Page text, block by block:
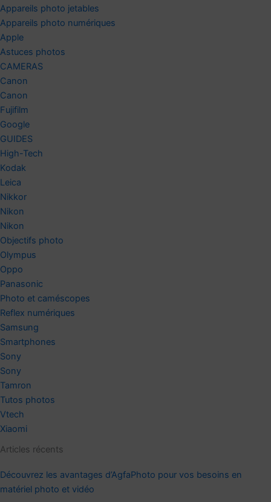
Appareils photo jetables
Appareils photo numériques
Apple
Astuces photos
CAMERAS
Canon
Canon
Fujifilm
Google
GUIDES
High-Tech
Kodak
Leica
Nikkor
Nikon
Nikon
Objectifs photo
Olympus
Oppo
Panasonic
Photo et caméscopes
Reflex numériques
Samsung
Smartphones
Sony
Sony
Tamron
Tutos photos
Vtech
Xiaomi
Articles récents
Découvrez les avantages d’AgfaPhoto pour vos besoins en
matériel photo et vidéo